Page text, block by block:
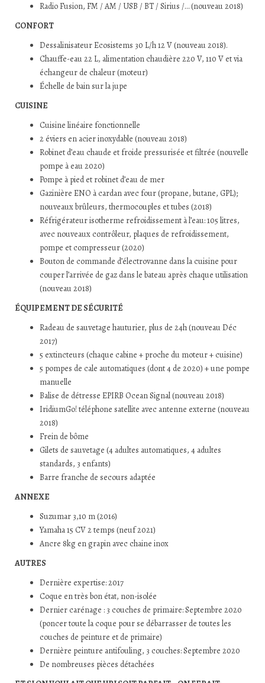
Radio Fusion, FM / AM / USB / BT / Sirius /… (nouveau 2018)
CONFORT
Dessalinisateur Ecosistems 30 L/h 12 V (nouveau 2018).
Chauffe-eau 22 L, alimentation chaudière 220 V, 110 V et via
échangeur de chaleur (moteur)
Échelle de bain sur la jupe
CUISINE
Cuisine linéaire fonctionnelle
2 éviers en acier inoxydable (nouveau 2018)
Robinet d’eau chaude et froide pressurisée et filtrée (nouvelle
pompe à eau 2020)
Pompe à pied et robinet d’eau de mer
Gazinière ENO à cardan avec four (propane, butane, GPL);
nouveaux brûleurs, thermocouples et tubes (2018)
Réfrigérateur isotherme refroidissement à l’eau: 105 litres,
avec nouveaux contrôleur, plaques de refroidissement,
pompe et compresseur (2020)
Bouton de commande d’électrovanne dans la cuisine pour
couper l’arrivée de gaz dans le bateau après chaque utilisation
(nouveau 2018)
ÉQUIPEMENT DE SÉCURITÉ
Radeau de sauvetage hauturier, plus de 24h (nouveau Déc
2017)
5 extincteurs (chaque cabine + proche du moteur + cuisine)
5 pompes de cale automatiques (dont 4 de 2020) + une pompe
manuelle
Balise de détresse EPIRB Ocean Signal (nouveau 2018)
IridiumGo! téléphone satellite avec antenne externe (nouveau
2018)
Frein de bôme
Gilets de sauvetage (4 adultes automatiques, 4 adultes
standards, 3 enfants)
Barre franche de secours adaptée
ANNEXE
Suzumar 3,10 m (2016)
Yamaha 15 CV 2 temps (neuf 2021)
Ancre 8kg en grapin avec chaine inox
AUTRES
Dernière expertise: 2017
Coque en très bon état, non-isolée
Dernier carénage : 3 couches de primaire: Septembre 2020
(poncer toute la coque pour se débarrasser de toutes les
couches de peinture et de primaire)
Dernière peinture antifouling, 3 couches: Septembre 2020
De nombreuses pièces détachées